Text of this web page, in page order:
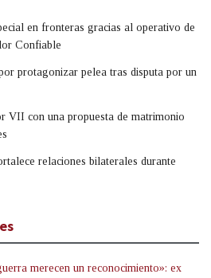
en fronteras gracias al operativo de
Confiable
protagonizar pelea tras disputa por un
VII con una propuesta de matrimonio
relaciones bilaterales durante
merecen un reconocimiento»: ex